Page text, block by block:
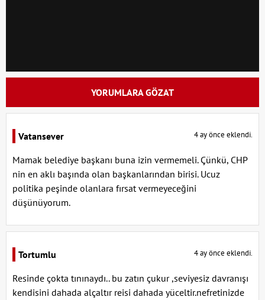
YORUMLARA GÖZAT
Vatansever 4 ay önce eklendi.
Mamak belediye başkanı buna izin vermemeli. Çünkü, CHP
nin en aklı başında olan başkanlarından birisi. Ucuz
politika peşinde olanlara fırsat vermeyeceğini
düşünüyorum.
Tortumlu 4 ay önce eklendi.
Resinde çokta tınınaydı.. bu zatın çukur ,seviyesiz davranışı
kendisini dahada alçaltır reisi dahada yüceltir.nefretinizde